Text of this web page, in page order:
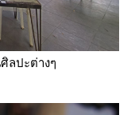
ลปะต่างๆ